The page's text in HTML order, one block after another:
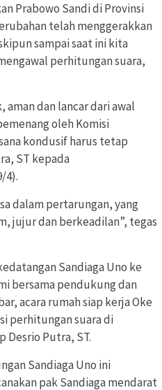
Prabowo Sandi di Provinsi
telah menggerakkan
sampai saat ini kita
perhitungan suara,
dan lancar dari awal
oleh Komisi
kondusif harus tetap
ST kepada
4).
dalam pertarungan, yang
jujur dan berkeadilan”, tegas
Sandiaga Uno ke
bersama pendukung dan
acara rumah siap kerja Oke
perhitungan suara di
Desrio Putra, ST.
Sandiaga Uno ini
pak Sandiaga mendarat